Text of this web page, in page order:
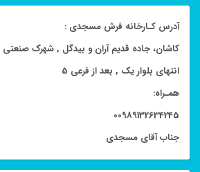
آدرس کـارخانه فرش مسجدی :
کاشان، جاده قدیم آران و بیدگل , شهرک
انتهای بلوار یک , بعد از فرعی 5
همـراه:
00989132634245
جناب آقای مسجدی